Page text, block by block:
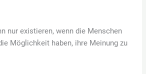
nur existieren, wenn die Menschen
Möglichkeit haben, ihre Meinung zu